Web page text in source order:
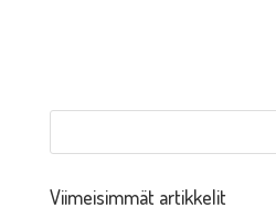
Viimeisimmät artikkelit